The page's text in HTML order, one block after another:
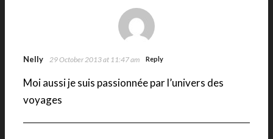
Nelly 29 October 2013 at 11:47 am Reply
Moi aussi je suis passionnée par l’univers des
voyages